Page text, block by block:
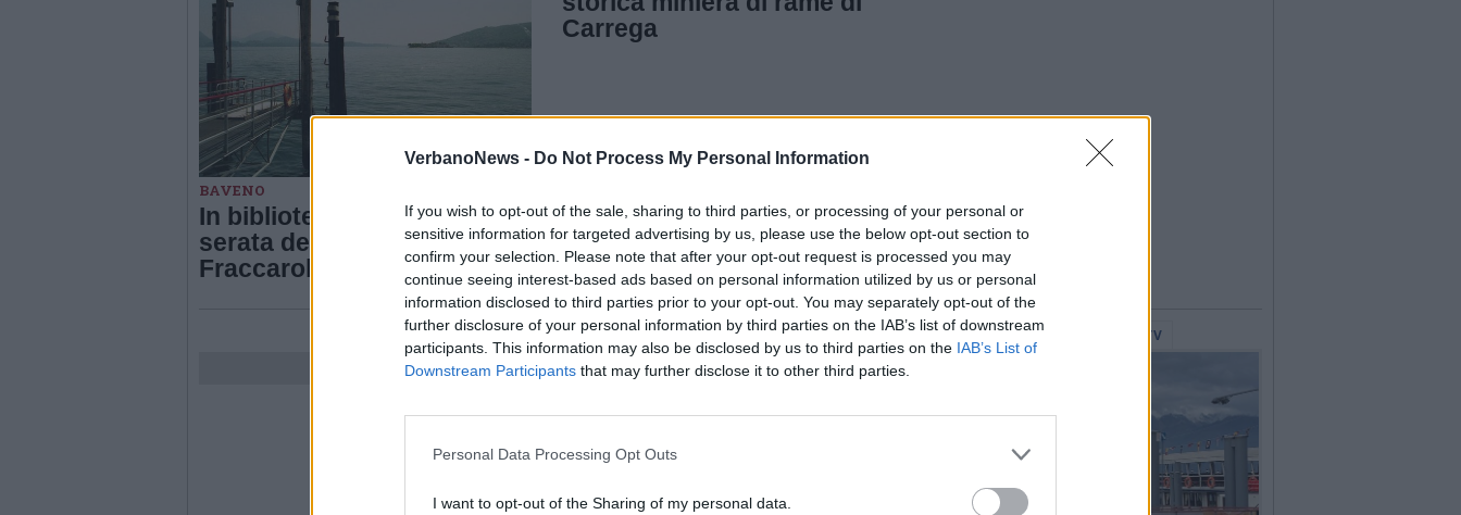
VerbanoNews - Do Not Process My Personal Information
If you wish to opt-out of the sale, sharing to third parties, or processing of your personal or
sensitive information for targeted advertising by us, please use the below opt-out section to
confirm your selection. Please note that after your opt-out request is processed you may
continue seeing interest-based ads based on personal information utilized by us or personal
information disclosed to third parties prior to your opt-out. You may separately opt-out of the
further disclosure of your personal information by third parties on the IAB’s list of downstream
participants. This information may also be disclosed by us to third parties on the IAB’s List of
Downstream Participants that may further disclose it to other third parties.
Personal Data Processing Opt Outs
I want to opt-out of the Sharing of my personal data.
BAVENO
In biblioteca a Baveno una
serata dedicata a Arnaldo
Fraccaroli
Carrega
Guarda l'archivio
Gallerie Fotografiche WebTV